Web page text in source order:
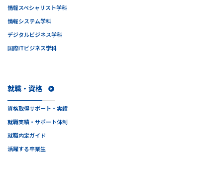
情報スペシャリスト学科
情報システム学科
デジタルビジネス学科
国際ITビジネス学科
就職・資格
資格取得サポート・実績
就職実績・サポート体制
就職内定ガイド
活躍する卒業生